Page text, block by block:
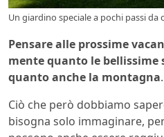
Un giardino speciale a pochi passi da
Pensare alle prossime
mente quanto le bellissime
quanto anche la montagna.
Ciò che però dobbiamo
bisogna solo immaginare,